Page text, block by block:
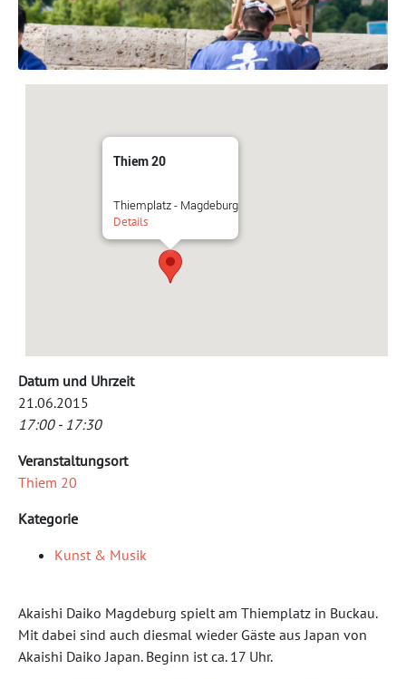
Thiem 20
Thiemplatz - Magdeburg
Details
Datum und Uhrzeit
21.06.2015
17:00 - 17:30
Veranstaltungsort
Thiem 20
Kategorie
Kunst & Musik
Akaishi Daiko Magdeburg spielt am Thiemplatz in Buckau.
Mit dabei sind auch diesmal wieder Gäste aus Japan von
Akaishi Daiko Japan. Beginn ist ca. 17 Uhr.